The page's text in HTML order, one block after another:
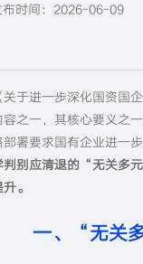
布时间：2026-06-09
关于进一步深化国资国
之一，其核心要义之
署要求国有企业进一
判别应清退的“无关多
。
一、“无关